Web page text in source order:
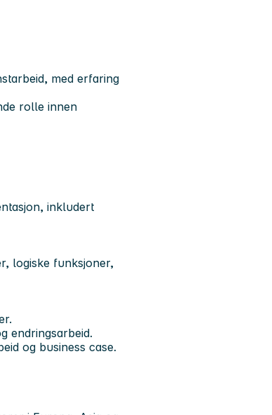
med erfaring
rolle innen
inkludert
logiske funksjoner,
endringsarbeid.
og business case.